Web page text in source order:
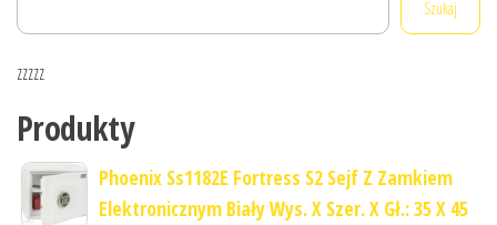
Szukaj
zzzzz
Produkty
Phoenix Ss1182E Fortress S2 Sejf Z Zamkiem
Elektronicznym Biały Wys. X Szer. X Gł.: 35 X 45